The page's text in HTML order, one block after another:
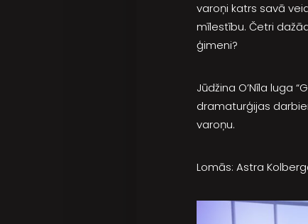
varoņi katrs savā
mīlestību. Četri
ģimeni?
Jūdžina O’Nīla luga
dramaturģijas
varoņu.
Lomās: Astra